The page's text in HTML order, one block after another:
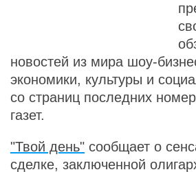
новостей из мира шоу-
экономики, культуры и
со страниц последних
газет.
"Твой день" сообщает о
сделке, заключенной